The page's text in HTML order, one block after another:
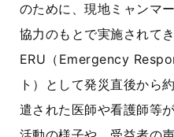
のために、現地ミャンマ
協力のもとで実施されて
ERU（Emergency
ト）として発災直後から
遣された医師や看護師等